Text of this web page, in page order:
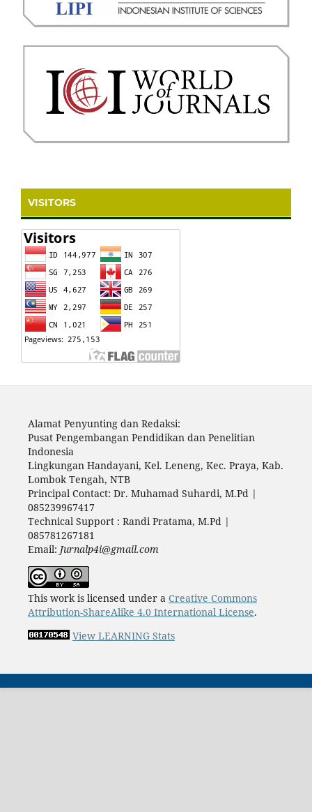
VISITORS
Alamat Penyunting dan Redaksi:
Pusat Pengembangan Pendidikan dan Penelitian
Indonesia
Lingkungan Handayani, Kel. Leneng, Kec. Praya, Kab.
Lombok Tengah, NTB
Principal Contact: Dr. Muhamad Suhardi, M.Pd |
085239967417
Technical Support : Randi Pratama, M.Pd |
085781267181
Email: Jurnalp4i@gmail.com
This work is licensed under a Creative Commons
Attribution-ShareAlike 4.0 International License.
View LEARNING Stats